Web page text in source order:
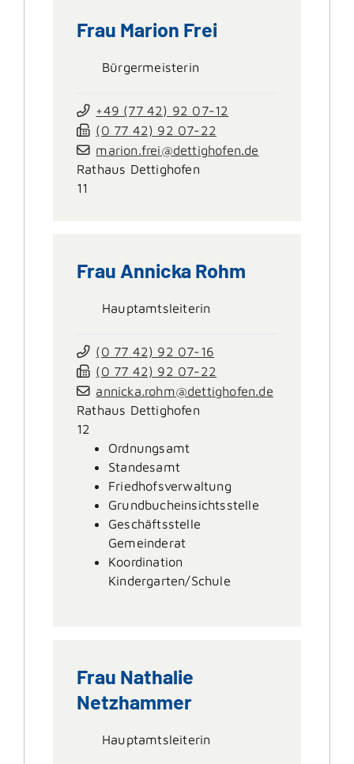
Frau Marion Frei
Bürgermeisterin
+49 (77 42) 92 07-12
(0 77 42) 92 07-22
marion.frei@dettighofen.de
Rathaus Dettighofen
11
Frau Annicka Rohm
Hauptamtsleiterin
(0 77 42) 92 07-16
(0 77 42) 92 07-22
annicka.rohm@dettighofen.de
Rathaus Dettighofen
12
Ordnungsamt
Standesamt
Friedhofsverwaltung
Grundbucheinsichtsstelle
Geschäftsstelle
Gemeinderat
Koordination
Kindergarten/Schule
Frau Nathalie
Netzhammer
Hauptamtsleiterin